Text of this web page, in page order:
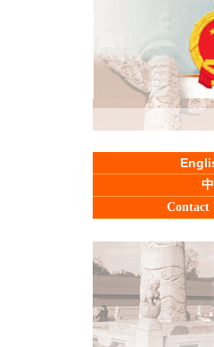
Contact